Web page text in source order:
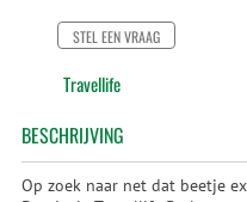
STEL EEN VRAAG
Travellife
BESCHRIJVING
Op zoek naar net dat beetje